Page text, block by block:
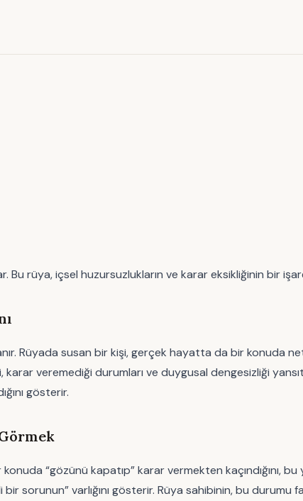
Bu rüya, içsel huzursuzlukların ve karar eksikliğinin bir
Rüyada susan bir kişi, gerçek hayatta da bir konuda
veremediği durumları ve duygusal dengesizliği
gösterir.
“gözünü kapatıp” karar vermekten kaçındığını, bu
sorunun” varlığını gösterir. Rüya sahibinin, bu durumu